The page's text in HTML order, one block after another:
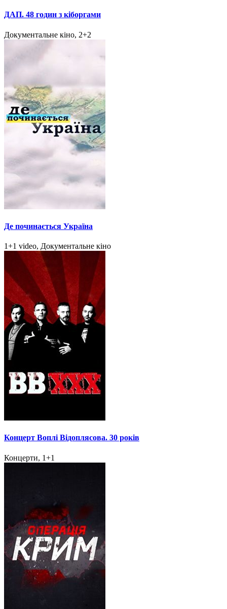
ДАП. 48 годин з кіборгами
Документальне кіно, 2+2
Де починається Україна
1+1 video, Документальне кіно
Концерт Воплі Відоплясова. 30 років
Концерти, 1+1